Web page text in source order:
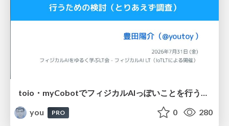
toio・myCobotでフィジカルAIっぽいことを行うための検討（とりあえず調査） / フィジカルAI LT（IoTLTによる開催）
you
PRO 0 280